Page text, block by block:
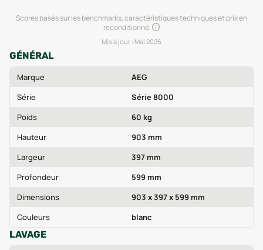
Scores basés sur les benchmarks, caractéristiques techniques et prix en
reconditionné.
Mis à jour : Mai 2026
GÉNÉRAL
Marque
AEG
Série
Série 8000
Poids
60 kg
Hauteur
903 mm
Largeur
397 mm
Profondeur
599 mm
Dimensions
903 x 397 x 599 mm
Couleurs
blanc
LAVAGE